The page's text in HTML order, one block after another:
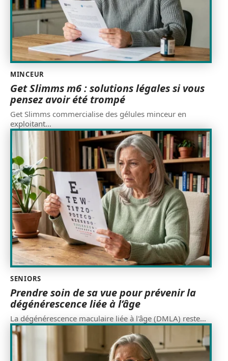
MINCEUR
Get Slimms m6 : solutions légales si vous
pensez avoir été trompé
Get Slimms commercialise des gélules minceur en
exploitant…
SENIORS
Prendre soin de sa vue pour prévenir la
dégénérescence liée à l’âge
La dégénérescence maculaire liée à l'âge (DMLA) reste…